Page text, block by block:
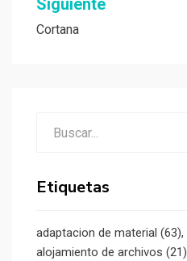
Siguiente
Cortana
Etiquetas
adaptacion de material (63)
alojamiento de archivos (21)